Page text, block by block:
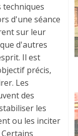
d'une séance
sur leur
d'autres
Il est
précis,
Les
des
les
ou les inciter